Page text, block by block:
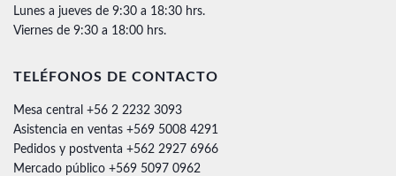
Lunes a jueves de 9:30 a 18:30 hrs.
Viernes de 9:30 a 18:00 hrs.
TELÉFONOS DE CONTACTO
Mesa central +56 2 2232 3093
Asistencia en ventas +569 5008 4291
Pedidos y postventa +562 2927 6966
Mercado público +569 5097 0962